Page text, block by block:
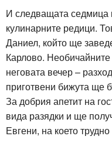
И следващата седмица
кулинарните редици.
Даниел, който ще
Карлово.
неговата вечер –
приготвени бижута ще
За добрия апетит на
вида разядки и ще
Евгени, на което